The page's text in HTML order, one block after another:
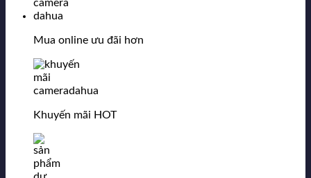
Mua online ưu đãi hơn
Khuyến mãi HOT